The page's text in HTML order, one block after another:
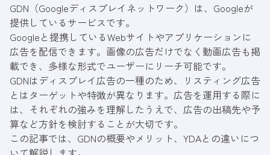
GDN（Googleディスプレイネットワーク）は、Googleが
提供しているサービスです。
Googleと提携しているWebサイトやアプリケーションに
広告を配信できます。画像の広告だけでなく動画広告も掲
載でき、多様な形式でユーザーにリーチ可能です。
GDNはディスプレイ広告の一種のため、リスティング広告
とはターゲットや特徴が異なります。広告を運用する際に
は、それぞれの強みを理解したうえで、広告の出稿先や予
算など方針を検討することが大切です。
この記事では、GDNの概要やメリット、YDAとの違いにつ